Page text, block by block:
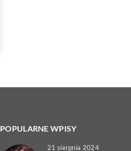
POPULARNE WPISY
21 sierpnia 2024